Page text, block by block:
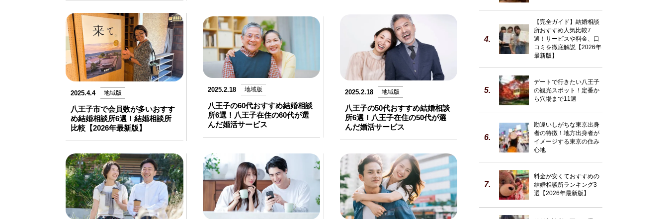
2025.4.4 地域版
八王子市で会員数が多いおすす
め結婚相談所6選！結婚相談所
比較【2026年最新版】
2025.2.18 地域版
八王子の60代おすすめ結婚相談
所6選！八王子在住の60代が選
んだ婚活サービス
2025.2.18 地域版
八王子の50代おすすめ結婚相談
所6選！八王子在住の50代が選
んだ婚活サービス
【完全ガイド】結婚相談
所おすすめ人気比較7
選！サービスや料金、口
コミを徹底解説【2026年
最新版】
デートで行きたい八王子
の観光スポット！定番か
ら穴場まで11選
勘違いしがちな東京出身
者の特徴！地方出身者が
イメージする東京の住み
心地
料金が安くておすすめの
結婚相談所ランキング3
選【2026年最新版】